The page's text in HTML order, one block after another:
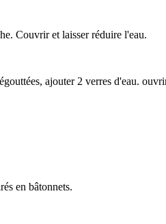
Couvrir et laisser réduire l'eau.
ajouter 2 verres d'eau.
en bâtonnets.